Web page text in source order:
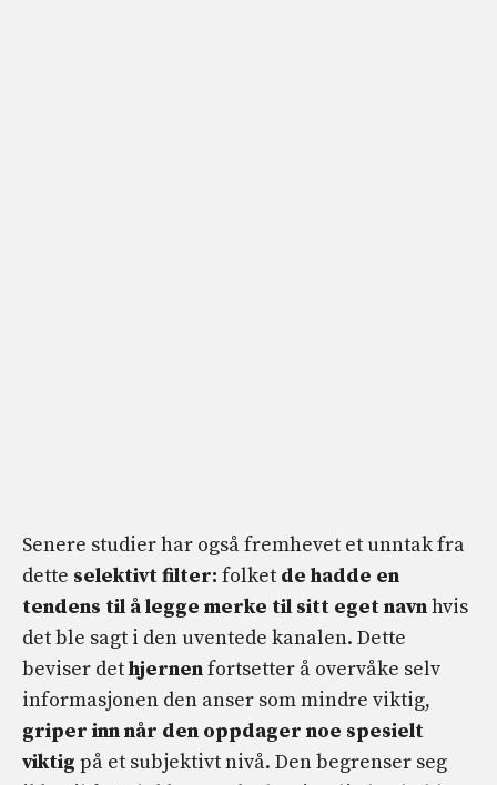
Senere studier har også fremhevet et unntak fra
dette selektivt filter: folket de hadde en
tendens til å legge merke til sitt eget navnhvis
det ble sagt i den uventede kanalen. Dette
beviser dethjernenfortsetter å overvåke selv
informasjonen den anser som mindre viktig,
griper inn når den oppdager noe spesielt
viktig på et subjektivt nivå. Den begrenser seg